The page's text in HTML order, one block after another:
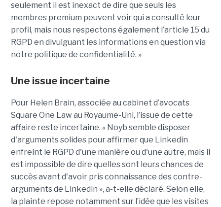
seulement il est inexact de dire que seuls les
membres premium peuvent voir qui a consulté leur
profil, mais nous respectons également l’article 15 du
RGPD en divulguant les informations en question via
notre politique de confidentialité. »
Une issue incertaine
Pour Helen Brain, associée au cabinet d’avocats
Square One Law au Royaume-Uni, l’issue de cette
affaire reste incertaine. « Noyb semble disposer
d'arguments solides pour affirmer que Linkedin
enfreint le RGPD d'une manière ou d'une autre, mais il
est impossible de dire quelles sont leurs chances de
succès avant d'avoir pris connaissance des contre-
arguments de Linkedin », a-t-elle déclaré. Selon elle,
la plainte repose notamment sur l’idée que les visites